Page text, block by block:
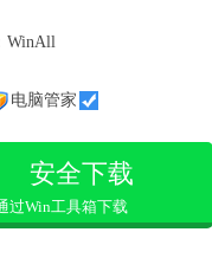
WinAll
电脑管家
安全下载
过Win工具箱下载